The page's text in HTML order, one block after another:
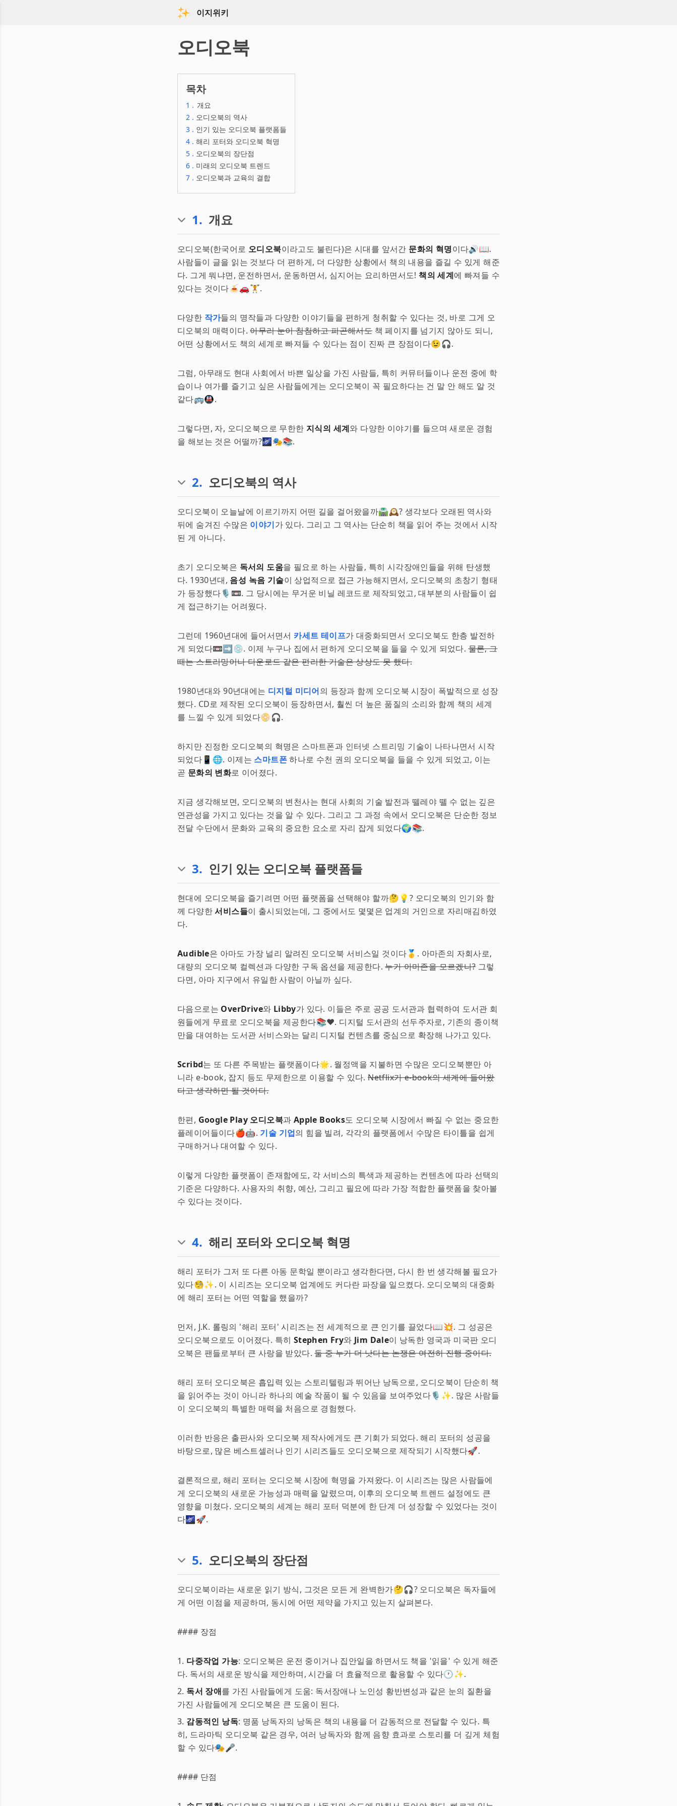
이지위키
오디오북
목차
1 . 개요
2 . 오디오북의 역사
3 . 인기 있는 오디오북 플랫폼들
4 . 해리 포터와 오디오북 혁명
5 . 오디오북의 장단점
6 . 미래의 오디오북 트렌드
7 . 오디오북과 교육의 결합
1. 개요
오디오북(한국어로 오디오북이라고도 불린다)은 시대를 앞서간 문화의 혁명이다🔊📖.
사람들이 글을 읽는 것보다 더 편하게, 더 다양한 상황에서 책의 내용을 즐길 수 있게 해준
다. 그게 뭐냐면, 운전하면서, 운동하면서, 심지어는 요리하면서도!책의 세계에 빠져들 수
있다는 것이다🍝🚗🏋️.
다양한 작가들의 명작들과 다양한 이야기들을 편하게 청취할 수 있다는 것, 바로 그게 오
디오북의 매력이다.아무리 눈이 침침하고 피곤해서도책 페이지를 넘기지 않아도 되니,
어떤 상황에서도 책의 세계로 빠져들 수 있다는 점이 진짜 큰 장점이다😉🎧.
그럼, 아무래도 현대 사회에서 바쁜 일상을 가진 사람들, 특히 커뮤터들이나 운전 중에 학
습이나 여가를 즐기고 싶은 사람들에게는 오디오북이 꼭 필요하다는 건 말 안 해도 알 것
같다🚌🚇.
그렇다면, 자, 오디오북으로 무한한 지식의 세계와 다양한 이야기를 들으며 새로운 경험
을 해보는 것은 어떨까?🌌🎭📚.
2. 오디오북의 역사
오디오북이 오늘날에 이르기까지 어떤 길을 걸어왔을까🛣️🕰️? 생각보다 오래된 역사와
뒤에 숨겨진 수많은 이야기가 있다. 그리고 그 역사는 단순히 책을 읽어 주는 것에서 시작
된 게 아니다.
초기 오디오북은 독서의 도움을 필요로 하는 사람들, 특히 시각장애인들을 위해 탄생했
다. 1930년대, 음성 녹음 기술이 상업적으로 접근 가능해지면서, 오디오북의 초창기 형태
가 등장했다🎙️📼. 그 당시에는 무거운 비닐 레코드로 제작되었고, 대부분의 사람들이 쉽
게 접근하기는 어려웠다.
그런데 1960년대에 들어서면서 카세트 테이프가 대중화되면서 오디오북도 한층 발전하
게 되었다📼➡️💿. 이제 누구나 집에서 편하게 오디오북을 들을 수 있게 되었다.물론, 그
때는 스트리밍이나 다운로드 같은 편리한 기술은 상상도 못 했다.
1980년대와 90년대에는 디지털 미디어의 등장과 함께 오디오북 시장이 폭발적으로 성장
했다. CD로 제작된 오디오북이 등장하면서, 훨씬 더 높은 품질의 소리와 함께 책의 세계
를 느낄 수 있게 되었다📀🎧.
하지만 진정한 오디오북의 혁명은 스마트폰과 인터넷 스트리밍 기술이 나타나면서 시작
되었다📱🌐. 이제는 스마트폰하나로 수천 권의 오디오북을 들을 수 있게 되었고, 이는
곧 문화의 변화로 이어졌다.
지금 생각해보면, 오디오북의 변천사는 현대 사회의 기술 발전과 뗄레야 뗄 수 없는 깊은
연관성을 가지고 있다는 것을 알 수 있다. 그리고 그 과정 속에서 오디오북은 단순한 정보
전달 수단에서 문화와 교육의 중요한 요소로 자리 잡게 되었다🌍📚.
3. 인기 있는 오디오북 플랫폼들
현대에 오디오북을 즐기려면 어떤 플랫폼을 선택해야 할까🤔💡? 오디오북의 인기와 함
께 다양한서비스들이 출시되었는데, 그 중에서도 몇몇은 업계의 거인으로 자리매김하였
다.
Audible은 아마도 가장 널리 알려진 오디오북 서비스일 것이다🥇. 아마존의 자회사로,
대량의 오디오북 컬렉션과 다양한 구독 옵션을 제공한다.누가 아마존을 모르겠나?그렇
다면, 아마 지구에서 유일한 사람이 아닐까 싶다.
다음으로는 OverDrive와 Libby가 있다. 이들은 주로 공공 도서관과 협력하여 도서관 회
원들에게 무료로 오디오북을 제공한다📚❤️. 디지털 도서관의 선두주자로, 기존의 종이책
만을 대여하는 도서관 서비스와는 달리 디지털 컨텐츠를 중심으로 확장해 나가고 있다.
Scribd는 또 다른 주목받는 플랫폼이다🌟. 월정액을 지불하면 수많은 오디오북뿐만 아
니라 e-book, 잡지 등도 무제한으로 이용할 수 있다.Netflix가 e-book의 세계에 들어왔
다고 생각하면 될 것이다.
한편, Google Play 오디오북과 Apple Books도 오디오북 시장에서 빠질 수 없는 중요한
플레이어들이다🍎🤖. 기술 기업의 힘을 빌려, 각각의 플랫폼에서 수많은 타이틀을 쉽게
구매하거나 대여할 수 있다.
이렇게 다양한 플랫폼이 존재함에도, 각 서비스의 특색과 제공하는 컨텐츠에 따라 선택의
기준은 다양하다. 사용자의 취향, 예산, 그리고 필요에 따라 가장 적합한 플랫폼을 찾아볼
수 있다는 것이다.
4. 해리 포터와 오디오북 혁명
해리 포터가 그저 또 다른 아동 문학일 뿐이라고 생각한다면, 다시 한 번 생각해볼 필요가
있다🧐✨. 이 시리즈는 오디오북 업계에도 커다란 파장을 일으켰다. 오디오북의 대중화
에 해리 포터는 어떤 역할을 했을까?
먼저, J.K. 롤링의 '해리 포터' 시리즈는 전 세계적으로 큰 인기를 끌었다📖💥. 그 성공은
오디오북으로도 이어졌다. 특히 Stephen Fry와 Jim Dale이 낭독한 영국과 미국판 오디
오북은 팬들로부터 큰 사랑을 받았다.둘 중 누가 더 낫다는 논쟁은 여전히 진행 중이다.
해리 포터 오디오북은 흡입력 있는 스토리텔링과 뛰어난 낭독으로, 오디오북이 단순히 책
을 읽어주는 것이 아니라 하나의 예술 작품이 될 수 있음을 보여주었다🎙️✨. 많은 사람들
이 오디오북의 특별한 매력을 처음으로 경험했다.
이러한 반응은 출판사와 오디오북 제작사에게도 큰 기회가 되었다. 해리 포터의 성공을
바탕으로, 많은 베스트셀러나 인기 시리즈들도 오디오북으로 제작되기 시작했다🚀.
결론적으로, 해리 포터는 오디오북 시장에 혁명을 가져왔다. 이 시리즈는 많은 사람들에
게 오디오북의 새로운 가능성과 매력을 알렸으며, 이후의 오디오북 트렌드 설정에도 큰
영향을 미쳤다. 오디오북의 세계는 해리 포터 덕분에 한 단계 더 성장할 수 있었다는 것이
다🌌🚀.
5. 오디오북의 장단점
오디오북이라는 새로운 읽기 방식, 그것은 모든 게 완벽한가🤔🎧? 오디오북은 독자들에
게 어떤 이점을 제공하며, 동시에 어떤 제약을 가지고 있는지 살펴본다.
#### 장점
1. 다중작업 가능: 오디오북은 운전 중이거나 집안일을 하면서도 책을 '읽을' 수 있게 해준
다. 독서의 새로운 방식을 제안하며, 시간을 더 효율적으로 활용할 수 있다🕐✨.
2. 독서 장애를 가진 사람들에게 도움: 독서장애나 노인성 황반변성과 같은 눈의 질환을
가진 사람들에게 오디오북은 큰 도움이 된다.
3. 감동적인 낭독: 명품 낭독자의 낭독은 책의 내용을 더 감동적으로 전달할 수 있다. 특
히, 드라마틱 오디오북 같은 경우, 여러 낭독자와 함께 음향 효과로 스토리를 더 깊게 체험
할 수 있다🎭🎤.
#### 단점